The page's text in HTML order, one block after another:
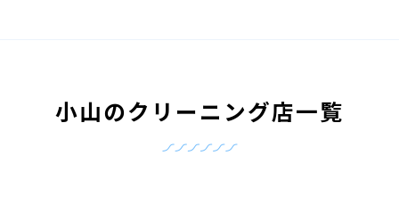
小山のクリーニング店一覧